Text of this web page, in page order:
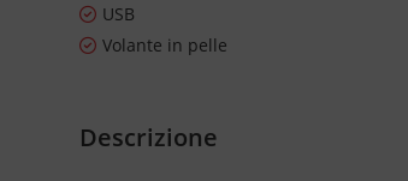
USB
Volante in pelle
Descrizione